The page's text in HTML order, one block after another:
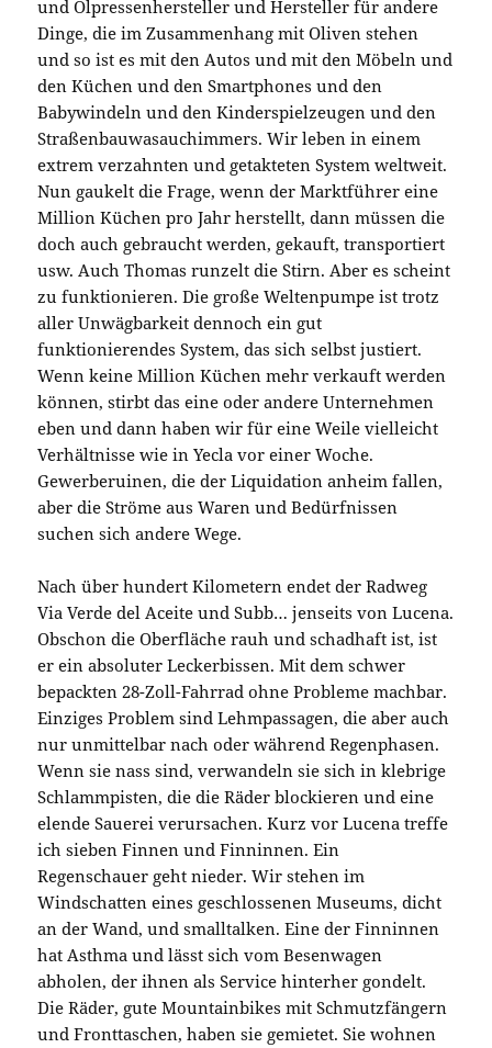
und Ölpressenhersteller und Hersteller für andere
Dinge, die im Zusammenhang mit Oliven stehen
und so ist es mit den Autos und mit den Möbeln und
den Küchen und den Smartphones und den
Babywindeln und den Kinderspielzeugen und den
Straßenbauwasauchimmers. Wir leben in einem
extrem verzahnten und getakteten System weltweit.
Nun gaukelt die Frage, wenn der Marktführer eine
Million Küchen pro Jahr herstellt, dann müssen die
doch auch gebraucht werden, gekauft, transportiert
usw. Auch Thomas runzelt die Stirn. Aber es scheint
zu funktionieren. Die große Weltenpumpe ist trotz
aller Unwägbarkeit dennoch ein gut
funktionierendes System, das sich selbst justiert.
Wenn keine Million Küchen mehr verkauft werden
können, stirbt das eine oder andere Unternehmen
eben und dann haben wir für eine Weile vielleicht
Verhältnisse wie in Yecla vor einer Woche.
Gewerberuinen, die der Liquidation anheim fallen,
aber die Ströme aus Waren und Bedürfnissen
suchen sich andere Wege.
Nach über hundert Kilometern endet der Radweg
Via Verde del Aceite und Subb… jenseits von Lucena.
Obschon die Oberfläche rauh und schadhaft ist, ist
er ein absoluter Leckerbissen. Mit dem schwer
bepackten 28-Zoll-Fahrrad ohne Probleme machbar.
Einziges Problem sind Lehmpassagen, die aber auch
nur unmittelbar nach oder während Regenphasen.
Wenn sie nass sind, verwandeln sie sich in klebrige
Schlammpisten, die die Räder blockieren und eine
elende Sauerei verursachen. Kurz vor Lucena treffe
ich sieben Finnen und Finninnen. Ein
Regenschauer geht nieder. Wir stehen im
Windschatten eines geschlossenen Museums, dicht
an der Wand, und smalltalken. Eine der Finninnen
hat Asthma und lässt sich vom Besenwagen
abholen, der ihnen als Service hinterher gondelt.
Die Räder, gute Mountainbikes mit Schmutzfängern
und Fronttaschen, haben sie gemietet. Sie wohnen